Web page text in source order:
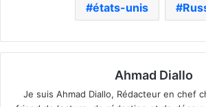
états-unis
Ahmad Diallo
Je suis Ahmad Diallo, Rédacteur en chef